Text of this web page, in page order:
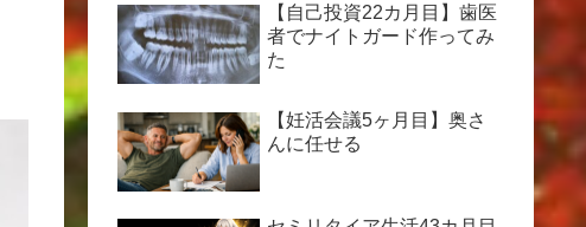
【自己投資22カ月目】歯医
者でナイトガード作ってみ
た
【妊活会議5ヶ月目】奥さ
んに任せる